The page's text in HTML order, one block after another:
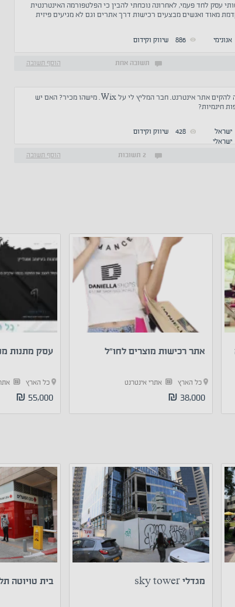
עסק לחד פעמי, לאחרונה נוכחתי להבין כי הפלטפורמה האינטרנטית
מאוד ואנשים מבצעים רכישות דרך אתרים וגם לא מגיעים פיזית
אנונימי 886 שיווק וקידום
תשובה אחת הוסף תשובה
רוצה להקים אתר אינטרנט. חבר המליץ לי על Wix. מישהו מכיר? האם יש
חינמיות?
ישראל
ישראלי
428 שיווק וקידום
2 תשובות הוסף תשובה
אתר רכישות מוצרים לחו”ל
כל הארץ אתרי אינטרנט
38,000 ₪
עסק מתנות
כל הארץ
55,000 ₪
מגדלי sky tower בית טויוטה